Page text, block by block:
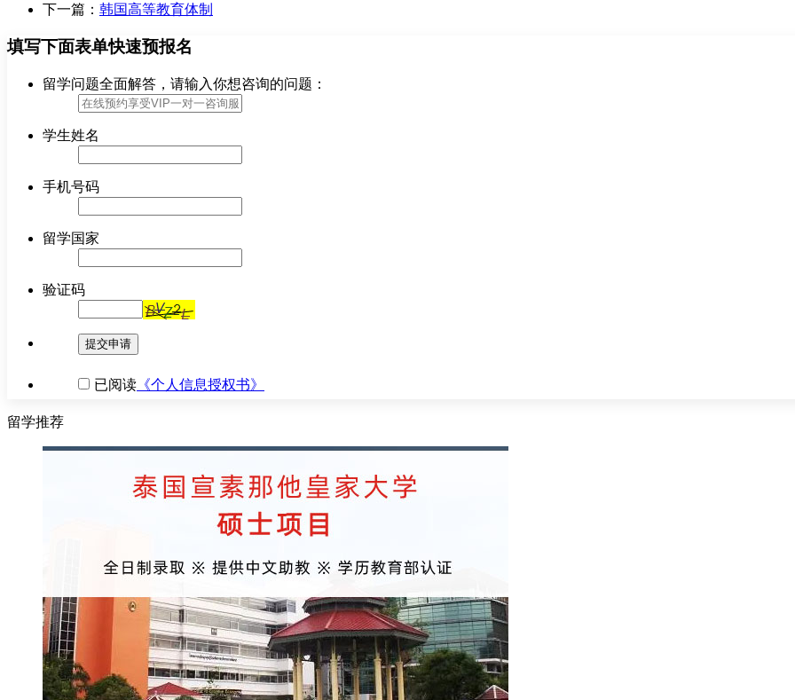
下一篇： 韩国高等教育体制
填写下面表单快速预报名
留学问题全面解答，请输入你想咨询的问题：
学生姓名
手机号码
留学国家
验证码
提交申请
已阅读 《个人信息授权书》
留学推荐